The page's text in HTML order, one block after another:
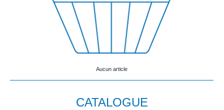
Aucun article
CATALOGUE